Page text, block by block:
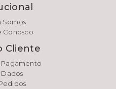
Somos
Conosco
Cliente
Pagamento
Dados